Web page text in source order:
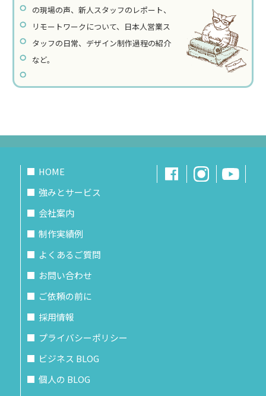
の現場の声、新人スタッフのレポート、
リモートワークについて、日本人営業ス
タッフの日常、デザイン制作過程の紹介
など。
HOME
強みとサービス
会社案内
制作実績例
よくあるご質問
お問い合わせ
ご依頼の前に
採用情報
プライバシーポリシー
ビジネス BLOG
個人の BLOG